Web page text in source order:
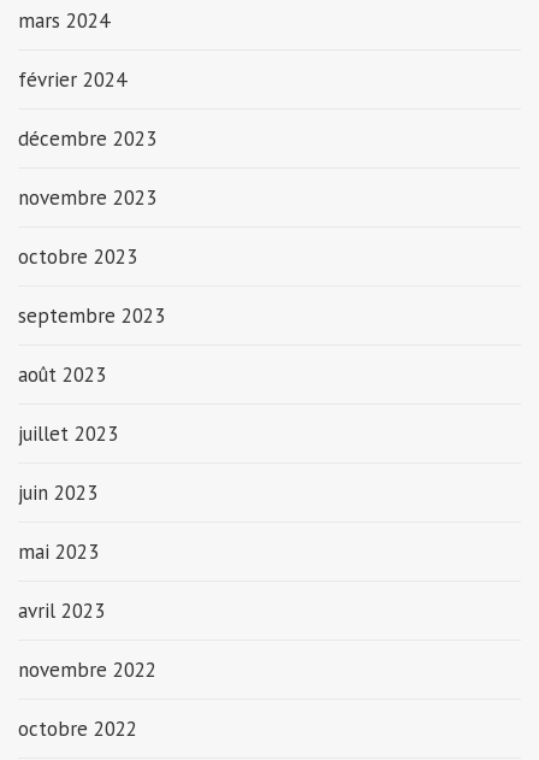
mars 2024
février 2024
décembre 2023
novembre 2023
octobre 2023
septembre 2023
août 2023
juillet 2023
juin 2023
mai 2023
avril 2023
novembre 2022
octobre 2022